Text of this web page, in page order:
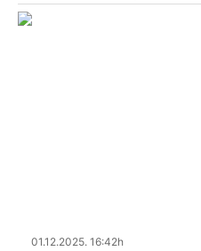
01.12.2025. 16:42h